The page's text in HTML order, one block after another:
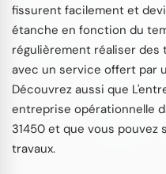
fissurent facilement et
étanche en fonction du
régulièrement réaliser
avec un service offert par
Découvrez aussi que
entreprise opérationnelle
31450 et que vous pouvez
travaux.